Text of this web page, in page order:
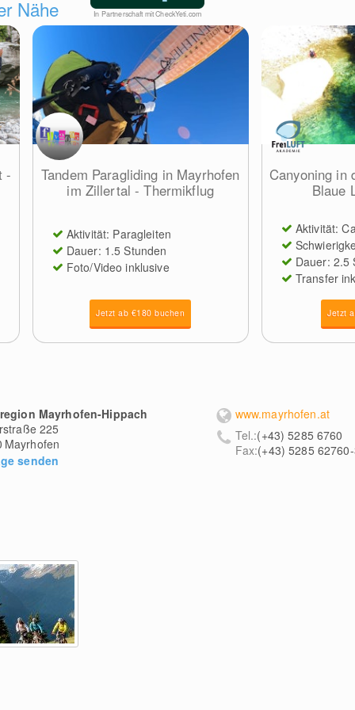
Nähe In Partnerschaft mit CheckYeti.com
-
Tandem Paragliding in Mayrhofen
im Zillertal - Thermikflug
Aktivität: Paragleiten
Dauer: 1.5 Stunden
Foto/Video inklusive
Jetzt ab €180 buchen
Canyoning in
Blaue
Aktivität:
Dauer: 2.5
Transfer
Jetzt
Mayrhofen-Hippach
225
Mayrhofen
senden
www.mayrhofen.at
Tel.:(+43) 5285 6760
Fax:(+43) 5285